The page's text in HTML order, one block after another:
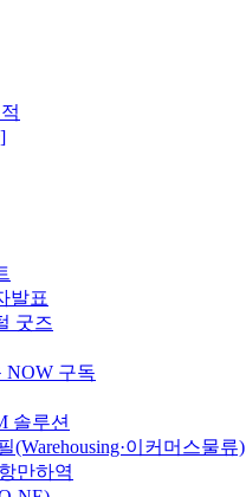
발표
굿즈
NOW 구독
솔루션
(Warehousing·이커머스물류)
만하역